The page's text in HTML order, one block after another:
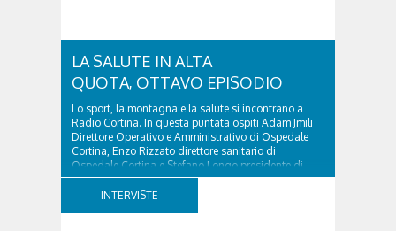
LA SALUTE IN ALTA
QUOTA, OTTAVO EPISODIO
Lo sport, la montagna e la salute si incontrano a
Radio Cortina. In questa puntata ospiti Adam Jmili
Direttore Operativo e Amministrativo di Ospedale
Cortina, Enzo Rizzato direttore sanitario di
Ospedale Cortina e Stefano Longo presidente di
Fondazione Cortina. GVM Care & Research –...
INTERVISTE